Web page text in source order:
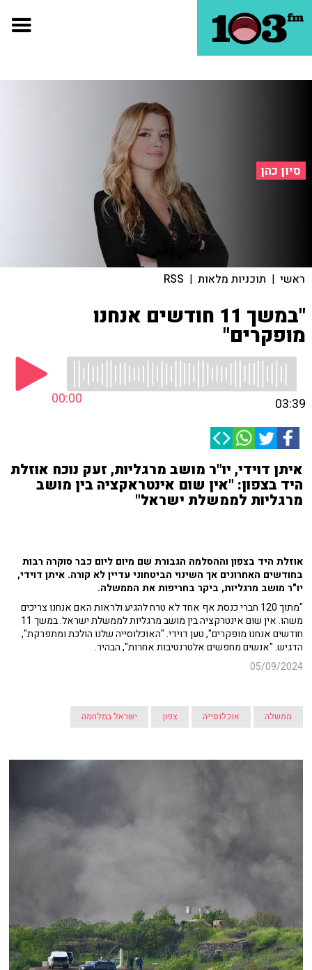
סיון כהן
ראשי | תוכניות מלאות |
RSS
"במשך 11 חודשים אנחנו
מופקרים"
00:00 03:39
איתן דוידי, יו"ר מושב מרגליות, זעק נוכח אוזלת
היד בצפון: "אין שום אינטראקציה בין מושב
מרגליות לממשלת ישראל"
אוזלת היד בצפון וההסלמה הגבורת שם מיום ליום כבר סוקרה רבות
בחודשים האחרונים אך השינוי הביטחוני עדיין לא קורה. איתן דוידי,
יו"ר מושב מרגליות, ביקר בחריפות את הממשלה.
"מתוך 120 חברי כנסת אף אחד לא טרח להגיע ולראות האם אנחנו צריכים
משהו. אין שום אינטרקציה בין מושב מרגליות לממשלת ישראל. במשך 11
חודשים אנחנו מופקרים", טען דוידי. "האוכלוסייה שלנו הולכת ומתפרקת",
הדגיש. "אנשים מחפשים אלטרנטיבות אחרות", הבהיר.
05/09/2024
ממשלה אוכלוסייה צפון ישראל במלחמה